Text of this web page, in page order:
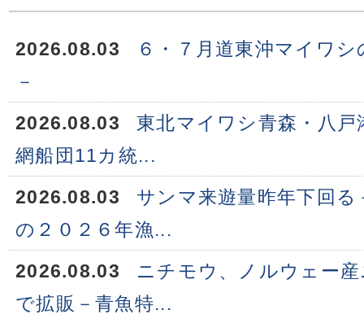
2026.08.03
６・７月道東沖マイワ
－
2026.08.03
東北マイワシ青森・八
網船団11カ統...
2026.08.03
サンマ来遊量昨年下回
の２０２６年漁...
2026.08.03
ニチモウ、ノルウェー
で拡販－青魚特...